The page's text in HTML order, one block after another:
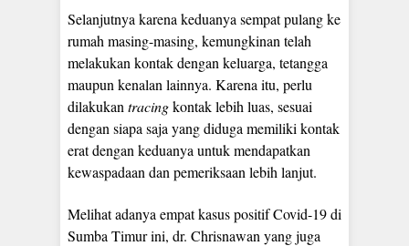
Selanjutnya karena keduanya sempat pulang ke
rumah masing-masing, kemungkinan telah
melakukan kontak dengan keluarga, tetangga
maupun kenalan lainnya. Karena itu, perlu
dilakukan tracingkontak lebih luas, sesuai
dengan siapa saja yang diduga memiliki kontak
erat dengan keduanya untuk mendapatkan
kewaspadaan dan pemeriksaan lebih lanjut.
Melihat adanya empat kasus positif Covid-19 di
Sumba Timur ini, dr. Chrisnawan yang juga